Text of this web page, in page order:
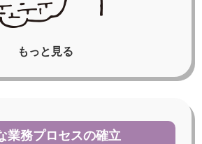
もっと見る
業務プロセスの確立